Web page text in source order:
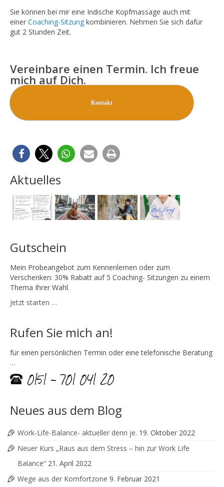
Sie können bei mir eine Indische Kopfmassage auch mit
einer Coaching-Sitzung kombinieren. Nehmen Sie sich dafür
gut 2 Stunden Zeit.
Vereinbare einen Termin. Ich freue
mich auf Dich.
Kontakt
Aktuelles
Gutschein
Mein Probeangebot zum Kennenlernen oder zum
Verschenken: 30% Rabatt auf 5 Coaching- Sitzungen zu einem
Thema Ihrer Wahl.
Jetzt starten …
Rufen Sie mich an!
für einen persönlichen Termin oder eine telefonische Beratung
…
Neues aus dem Blog
Work-Life-Balance- aktueller denn je. 19. Oktober 2022
Neuer Kurs „Raus aus dem Stress – hin zur Work Life
Balance“ 21. April 2022
Wege aus der Komfortzone 9. Februar 2021